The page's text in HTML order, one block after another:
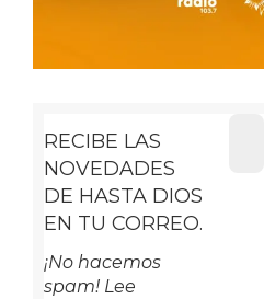
RECIBE LAS
NOVEDADES
DE HASTA DIOS
EN TU CORREO.
¡No hacemos
spam! Lee